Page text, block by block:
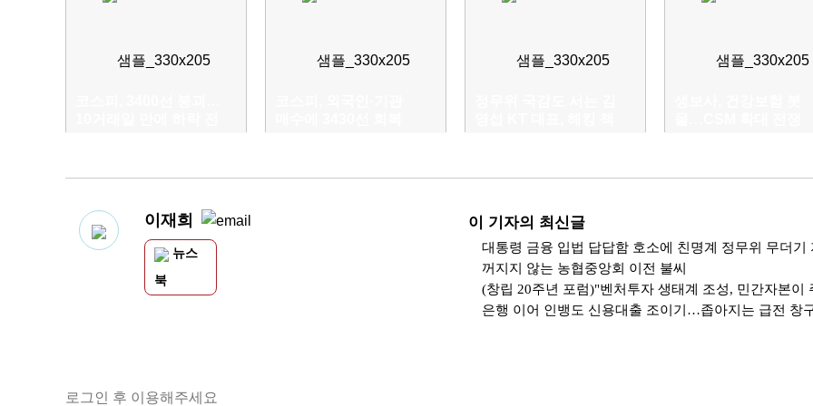
이재희
뉴스
북
이 기자의 최신글
대통령 금융 입법 답답함 호소에 친명계 정무위 무더기
꺼지지 않는 농협중앙회 이전 불씨
은행 이어 인뱅도 신용대출 조이기…좁아지는 급전 창